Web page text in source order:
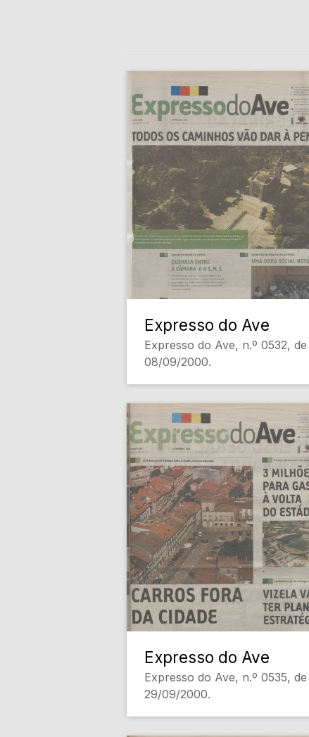
Expresso do Ave
Expresso do Ave, n.º 0532, de
08/09/2000.
Expresso do Ave
Expresso do Ave, n.º 0535, de
29/09/2000.